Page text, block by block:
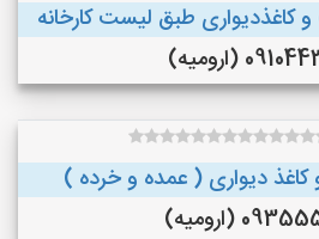
طبق لیست کارخانه
(ارومیه)
دیواری ( عمده و خرده )
(ارومیه)